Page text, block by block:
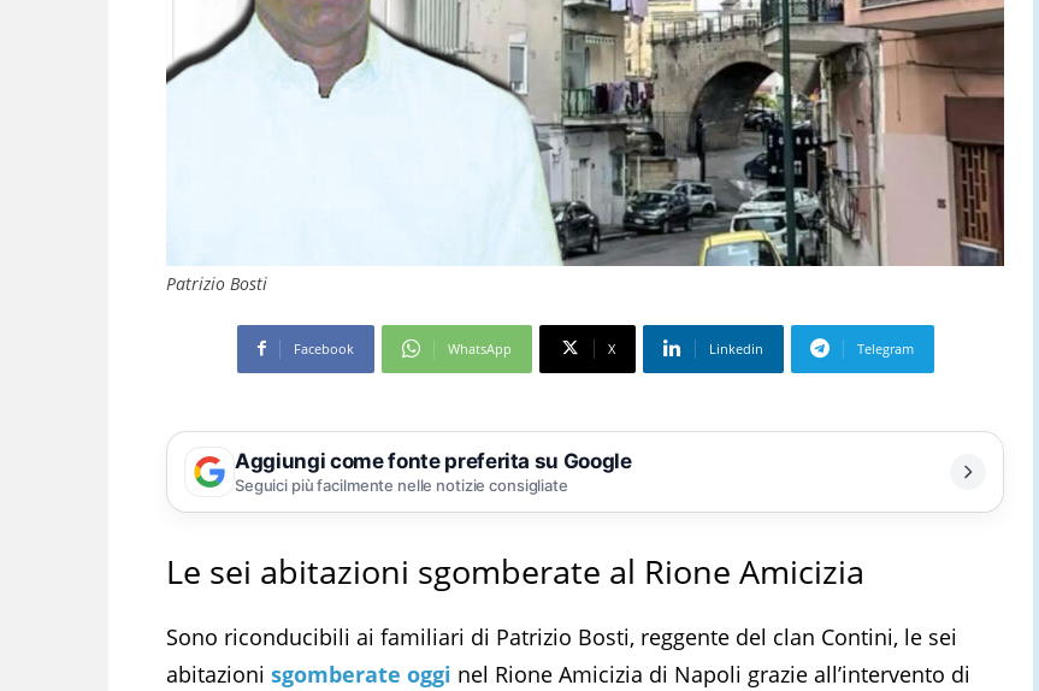
Patrizio Bosti
Facebook WhatsApp X Linkedin Telegram
Aggiungi come fonte preferita su Google
Seguici più facilmente nelle notizie consigliate
Le sei abitazioni sgomberate al Rione Amicizia
Sono riconducibili ai familiari di Patrizio Bosti, reggente del clan Contini, le sei
abitazioni sgomberate oggi nel Rione Amicizia di Napoli grazie all’intervento di